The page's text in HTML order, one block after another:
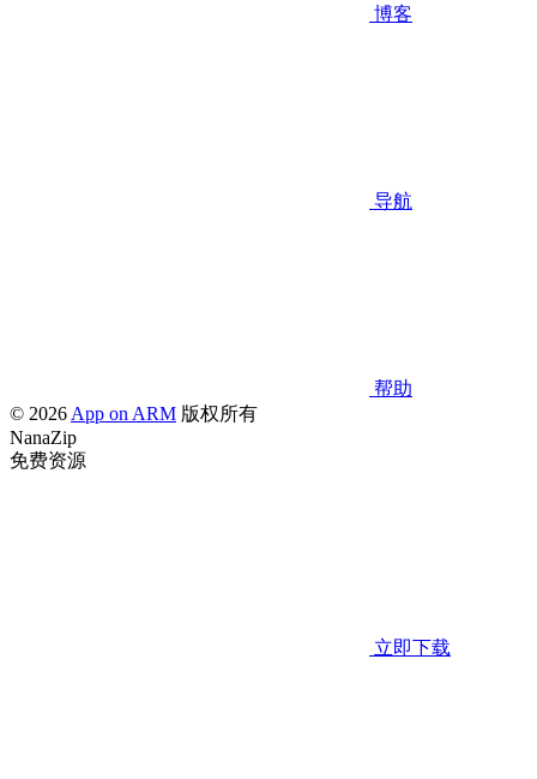
博客
导航
帮助
© 2026 App on ARM 版权所有
NanaZip
免费资源
立即下载